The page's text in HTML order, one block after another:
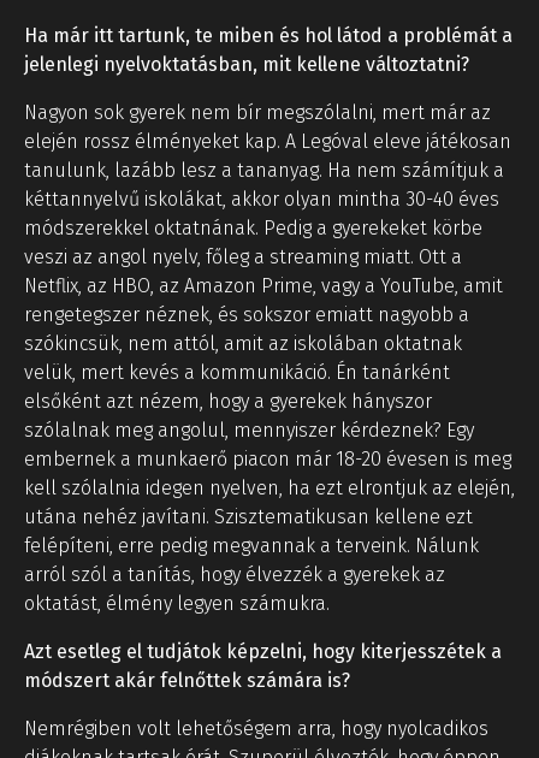
Ha már itt tartunk, te miben és hol látod a problémát a
jelenlegi nyelvoktatásban, mit kellene változtatni?
Nagyon sok gyerek nem bír megszólalni, mert már az
elején rossz élményeket kap. A Legóval eleve játékosan
tanulunk, lazább lesz a tananyag. Ha nem számítjuk a
kéttannyelvű iskolákat, akkor olyan mintha 30-40 éves
módszerekkel oktatnának. Pedig a gyerekeket körbe
veszi az angol nyelv, főleg a streaming miatt. Ott a
Netflix, az HBO, az Amazon Prime, vagy a YouTube, amit
rengetegszer néznek, és sokszor emiatt nagyobb a
szókincsük, nem attól, amit az iskolában oktatnak
velük, mert kevés a kommunikáció. Én tanárként
elsőként azt nézem, hogy a gyerekek hányszor
szólalnak meg angolul, mennyiszer kérdeznek? Egy
embernek a munkaerő piacon már 18-20 évesen is meg
kell szólalnia idegen nyelven, ha ezt elrontjuk az elején,
utána nehéz javítani. Szisztematikusan kellene ezt
felépíteni, erre pedig megvannak a terveink. Nálunk
arról szól a tanítás, hogy élvezzék a gyerekek az
oktatást, élmény legyen számukra.
Azt esetleg el tudjátok képzelni, hogy kiterjesszétek a
módszert akár felnőttek számára is?
Nemrégiben volt lehetőségem arra, hogy nyolcadikos